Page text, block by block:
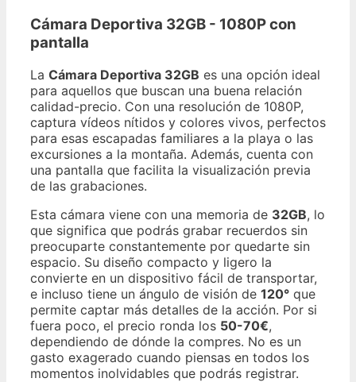
Cámara Deportiva 32GB - 1080P con
pantalla
La Cámara Deportiva 32GB es una opción ideal
para aquellos que buscan una buena relación
calidad-precio. Con una resolución de 1080P,
captura vídeos nítidos y colores vivos, perfectos
para esas escapadas familiares a la playa o las
excursiones a la montaña. Además, cuenta con
una pantalla que facilita la visualización previa
de las grabaciones.
Esta cámara viene con una memoria de 32GB, lo
que significa que podrás grabar recuerdos sin
preocuparte constantemente por quedarte sin
espacio. Su diseño compacto y ligero la
convierte en un dispositivo fácil de transportar,
e incluso tiene un ángulo de visión de 120° que
permite captar más detalles de la acción. Por si
fuera poco, el precio ronda los 50-70€,
dependiendo de dónde la compres. No es un
gasto exagerado cuando piensas en todos los
momentos inolvidables que podrás registrar.